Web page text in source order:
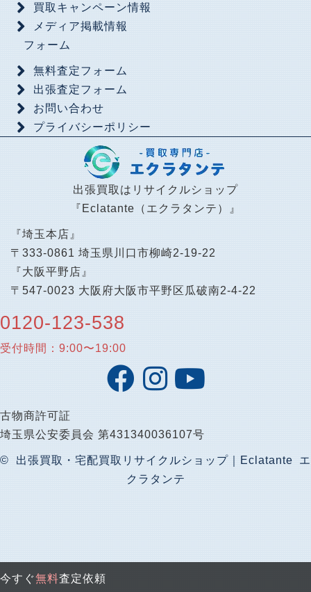
今すぐ無料査定依頼
買取キャンペーン情報
メディア掲載情報
フォーム
無料査定フォーム
出張査定フォーム
お問い合わせ
プライバシーポリシー
出張買取はリサイクルショップ
『Eclatante（エクラタンテ）』
『埼玉本店』
〒333-0861 埼玉県川口市柳崎2-19-22
『大阪平野店』
〒547-0023 大阪府大阪市平野区瓜破南2-4-22
0120-123-538
受付時間：9:00〜19:00
古物商許可証
埼玉県公安委員会 第431340036107号
© 出張買取・宅配買取リサイクルショップ｜Eclatante エ
クラタンテ